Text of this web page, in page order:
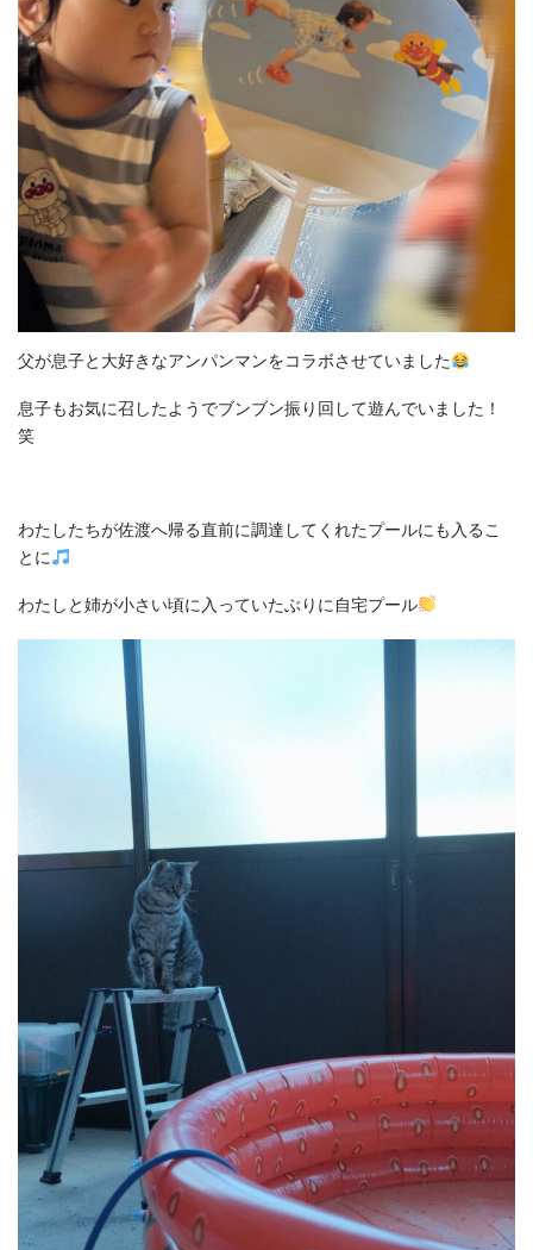
父が息子と大好きなアンパンマンをコラボさせていました
息子もお気に召したようでブンブン振り回して遊んでいました！
笑
わたしたちが佐渡へ帰る直前に調達してくれたプールにも入るこ
とに
わたしと姉が小さい頃に入っていたぶりに自宅プール